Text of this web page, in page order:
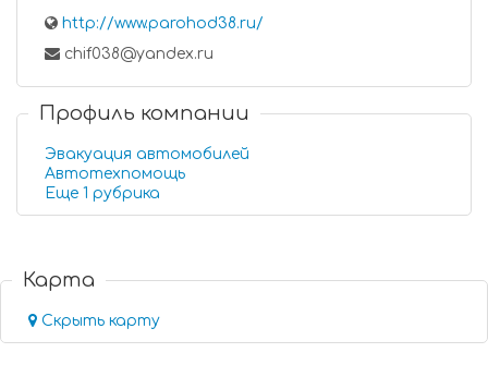
http://www.parohod38.ru/
chif038@yandex.ru
Профиль компании
Эвакуация автомобилей
Автотехпомощь
Еще 1 рубрика
Карта
Скрыть карту